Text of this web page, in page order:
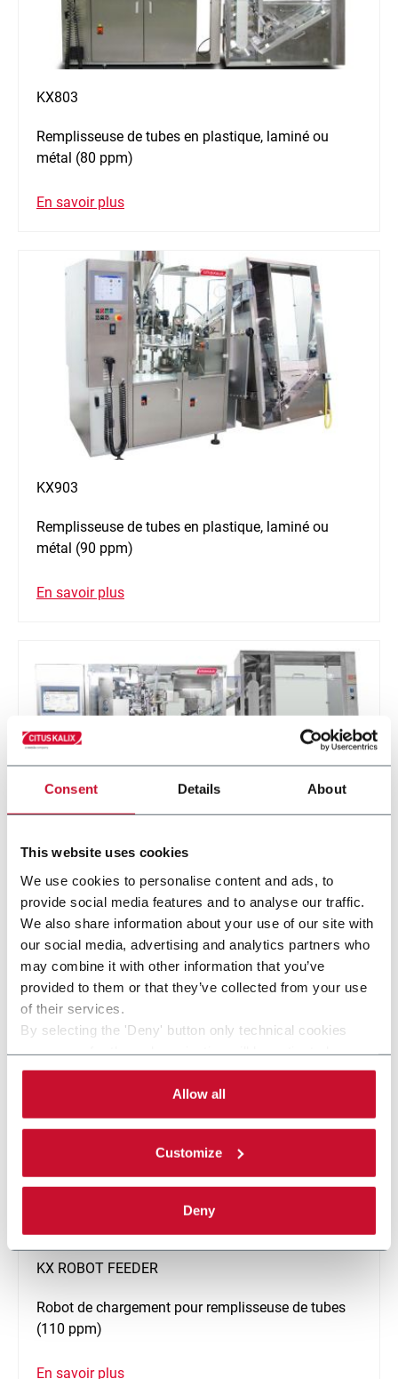
Consent Details About
This website uses cookies
We use cookies to personalise content and ads, to
provide social media features and to analyse our traffic.
We also share information about your use of our site with
our social media, advertising and analytics partners who
may combine it with other information that you’ve
provided to them or that they’ve collected from your use
of their services.
By selecting the 'Deny' button only technical cookies
By selecting the 'Customize' button you can choose the
single categories of cookies to be activated. Read the
completecookie policy.
Allow all
Customize
Deny
KX803
Remplisseuse de tubes en plastique, laminé ou
métal (80 ppm)
En savoir plus
KX903
Remplisseuse de tubes en plastique, laminé ou
métal (90 ppm)
En savoir plus
KX1103 EVO
Remplisseuse de tubes en plastique, laminé ou
métal (110 ppm)
En savoir plus
KX ROBOT FEEDER
Robot de chargement pour remplisseuse de tubes
(110 ppm)
En savoir plus